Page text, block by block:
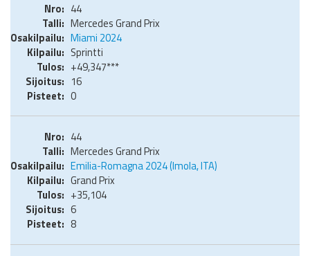
44
Mercedes Grand Prix
Miami 2024
Sprintti
+49,347***
16
0
44
Mercedes Grand Prix
Emilia-Romagna 2024 (Imola, ITA)
Grand Prix
+35,104
6
8